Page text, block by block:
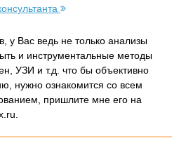
у Вас ведь не только анализы
и инструментальные методы
УЗИ и т.д. что бы объективно
нужно ознакомится со всем
пришлите мне его на